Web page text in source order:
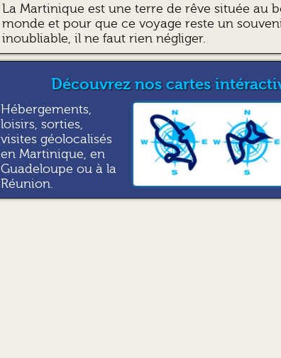
La Martinique est une terre de rêve située au
monde et pour que ce voyage reste un
inoubliable, il ne faut rien négliger.
Découvrez nos cartes
Hébergements,
loisirs, sorties,
visites géolocalisés
en Martinique, en
Guadeloupe ou à la
Réunion.